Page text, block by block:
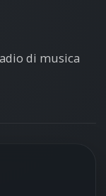
di musica